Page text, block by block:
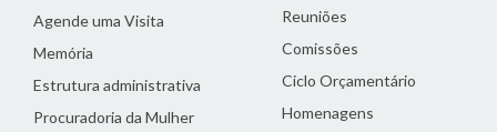
Agende uma Visita
Memória
Estrutura administrativa
Procuradoria da Mulher
Reuniões
Comissões
Ciclo Orçamentário
Homenagens